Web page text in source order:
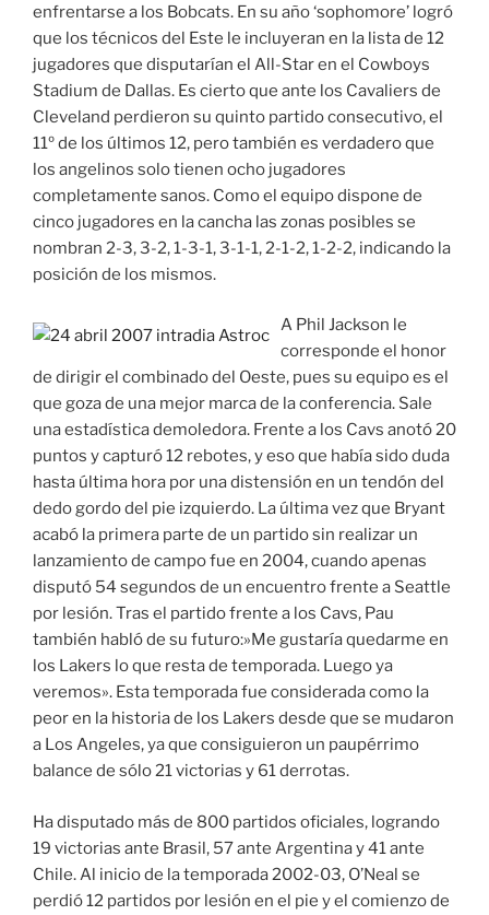
enfrentarse a los Bobcats. En su año ‘sophomore’ logró
que los técnicos del Este le incluyeran en la lista de 12
jugadores que disputarían el All-Star en el Cowboys
Stadium de Dallas. Es cierto que ante los Cavaliers de
Cleveland perdieron su quinto partido consecutivo, el
11º de los últimos 12, pero también es verdadero que
los angelinos solo tienen ocho jugadores
completamente sanos. Como el equipo dispone de
cinco jugadores en la cancha las zonas posibles se
nombran 2-3, 3-2, 1-3-1, 3-1-1, 2-1-2, 1-2-2, indicando la
posición de los mismos.
A Phil Jackson le
corresponde el honor
de dirigir el combinado del Oeste, pues su equipo es el
que goza de una mejor marca de la conferencia. Sale
una estadística demoledora. Frente a los Cavs anotó 20
puntos y capturó 12 rebotes, y eso que había sido duda
hasta última hora por una distensión en un tendón del
dedo gordo del pie izquierdo. La última vez que Bryant
acabó la primera parte de un partido sin realizar un
lanzamiento de campo fue en 2004, cuando apenas
disputó 54 segundos de un encuentro frente a Seattle
por lesión. Tras el partido frente a los Cavs, Pau
también habló de su futuro:»Me gustaría quedarme en
los Lakers lo que resta de temporada. Luego ya
veremos». Esta temporada fue considerada como la
peor en la historia de los Lakers desde que se mudaron
a Los Angeles, ya que consiguieron un paupérrimo
balance de sólo 21 victorias y 61 derrotas.
Ha disputado más de 800 partidos oficiales, logrando
19 victorias ante Brasil, 57 ante Argentina y 41 ante
Chile. Al inicio de la temporada 2002-03, O’Neal se
perdió 12 partidos por lesión en el pie y el comienzo de